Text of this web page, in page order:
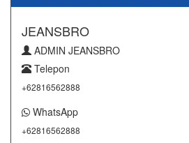
JEANSBRO
ADMIN JEANSBRO
Telepon
+62816562888
WhatsApp
+62816562888